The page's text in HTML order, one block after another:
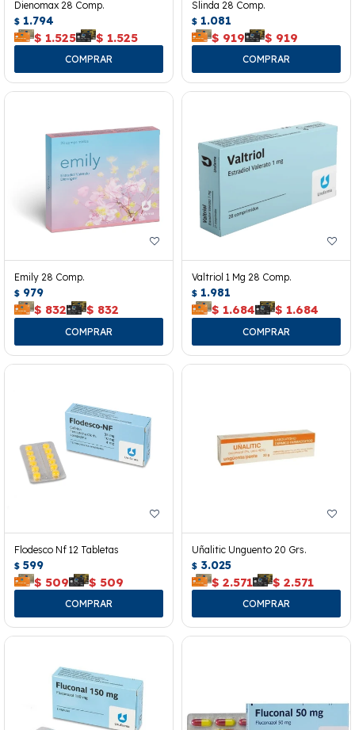
Dienomax 28 Comp.
$ 1.794
$ 1.525 $ 1.525
Slinda 28 Comp.
$ 1.081
$ 919 $ 919
Emily 28 Comp.
$ 979
$ 832 $ 832
Valtriol 1 Mg 28 Comp.
$ 1.981
$ 1.684 $ 1.684
Flodesco Nf 12 Tabletas
$ 599
$ 509 $ 509
Uñalitic Unguento 20 Grs.
$ 3.025
$ 2.571 $ 2.571